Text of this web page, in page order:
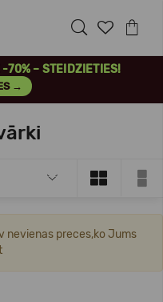
70% – STEIDZIETIES!
→
nevienas preces,ko Jums